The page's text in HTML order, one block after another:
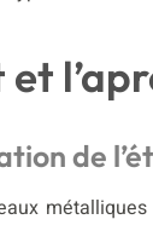
et
de